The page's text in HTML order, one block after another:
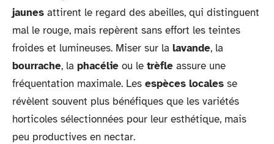
jaunes attirent le regard des abeilles, qui distinguent
mal le rouge, mais repèrent sans effort les teintes
froides et lumineuses. Miser sur la lavande, la
bourrache, la phacélie ou le trèfle assure une
fréquentation maximale. Les espèces locales se
révèlent souvent plus bénéfiques que les variétés
horticoles sélectionnées pour leur esthétique, mais
peu productives en nectar.